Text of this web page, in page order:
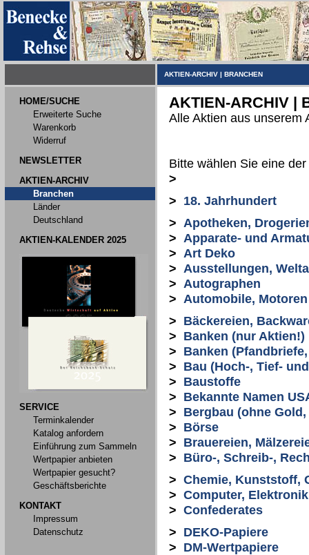
AKTIEN-ARCHIV | BRANCHEN
HOME/SUCHE
Erweiterte Suche
Warenkorb
Widerruf
NEWSLETTER
AKTIEN-ARCHIV
Branchen
Länder
Deutschland
AKTIEN-KALENDER 2025
SERVICE
Terminkalender
Katalog anfordern
Einführung zum Sammeln
Wertpapier anbieten
Wertpapier gesucht?
Geschäftsberichte
KONTAKT
Impressum
Datenschutz
AKTIEN-ARCHIV |
Alle Aktien aus unserem
Bitte wählen Sie eine
>
> 18. Jahrhundert
> Apotheken,
> Apparate- und
> Art Deko
> Ausstellungen,
> Autographen
> Automobile, Motoren
> Bäckereien,
> Banken (nur Aktien!)
> Banken
> Bau (Hoch-, Tief-
> Baustoffe
> Bekannte Namen
> Bergbau (ohne
> Börse
> Brauereien,
> Büro-, Schreib-,
> Chemie, Kunststoff,
> Computer, Elektronik
> Confederates
> DEKO-Papiere
> DM-Wertpapiere